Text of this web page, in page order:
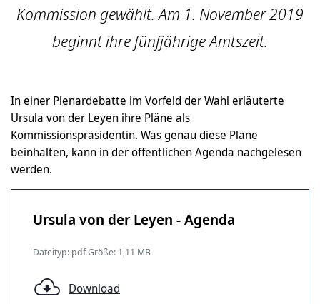
Kommission gewählt. Am 1. November 2019
beginnt ihre fünfjährige Amtszeit.
In einer Plenardebatte im Vorfeld der Wahl erläuterte
Ursula von der Leyen ihre Pläne als
Kommissionspräsidentin. Was genau diese Pläne
beinhalten, kann in der öffentlichen Agenda nachgelesen
werden.
Ursula von der Leyen - Agenda
Dateityp: pdf Größe: 1,11 MB
Download